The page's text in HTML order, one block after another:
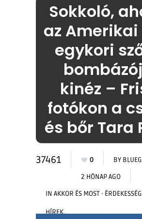
Sokkoló,
az
egykori
kinéz –
fotókon a
és bőr Tara
37461 0 BY
2 HÓNAP AGO
IN AKKOR ÉS MOST ·
HÍREK